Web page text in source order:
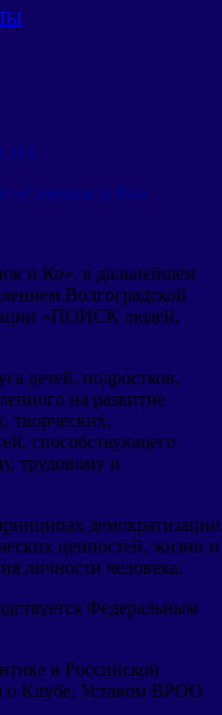
И Е
«Совенок и Ко»
и Ко», в дальнейшем
Волгоградской
«ПОИСК людей,
детей, подростков,
на развитие
творческих,
способствующего
трудовому и
демократизации
ценностей, жизни и
личности человека.
Федеральным
в Российской
о Клубе, Уставом ВРОО